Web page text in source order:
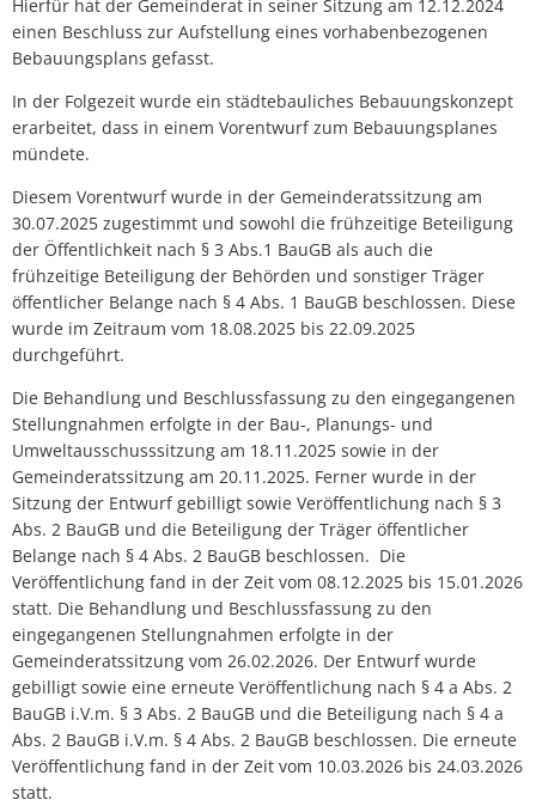
Hierfür hat der Gemeinderat in seiner Sitzung am 12.12.2024
einen Beschluss zur Aufstellung eines vorhabenbezogenen
Bebauungsplans gefasst.
In der Folgezeit wurde ein städtebauliches Bebauungskonzept
erarbeitet, dass in einem Vorentwurf zum Bebauungsplanes
mündete.
Diesem Vorentwurf wurde in der Gemeinderatssitzung am
30.07.2025 zugestimmt und sowohl die frühzeitige Beteiligung
der Öffentlichkeit nach § 3 Abs.1 BauGB als auch die
frühzeitige Beteiligung der Behörden und sonstiger Träger
öffentlicher Belange nach § 4 Abs. 1 BauGB beschlossen. Diese
wurde im Zeitraum vom 18.08.2025 bis 22.09.2025
durchgeführt.
Die Behandlung und Beschlussfassung zu den eingegangenen
Stellungnahmen erfolgte in der Bau-, Planungs- und
Umweltausschusssitzung am 18.11.2025 sowie in der
Gemeinderatssitzung am 20.11.2025. Ferner wurde in der
Sitzung der Entwurf gebilligt sowie Veröffentlichung nach § 3
Abs. 2 BauGB und die Beteiligung der Träger öffentlicher
Belange nach § 4 Abs. 2 BauGB beschlossen. Die
Veröffentlichung fand in der Zeit vom 08.12.2025 bis 15.01.2026
statt. Die Behandlung und Beschlussfassung zu den
eingegangenen Stellungnahmen erfolgte in der
Gemeinderatssitzung vom 26.02.2026. Der Entwurf wurde
gebilligt sowie eine erneute Veröffentlichung nach § 4 a Abs. 2
BauGB i.V.m. § 3 Abs. 2 BauGB und die Beteiligung nach § 4 a
Abs. 2 BauGB i.V.m. § 4 Abs. 2 BauGB beschlossen. Die erneute
Veröffentlichung fand in der Zeit vom 10.03.2026 bis 24.03.2026
statt.